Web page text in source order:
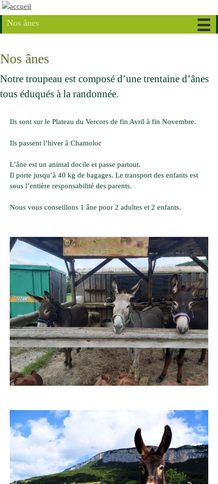
Nos ânes
Nos ânes
Notre troupeau est composé d’une trentaine d’ânes
tous éduqués à la randonnée.
Ils sont sur le Plateau du Vercors de fin Avril à fin Novembre.
Ils passent l’hiver à Chamoloc
L’âne est un animal docile et passe partout.
Il porte jusqu’à 40 kg de bagages. Le transport des enfants est
sous l’entière responsabilité des parents.
Nous vous conseillons 1 âne pour 2 adultes et 2 enfants.